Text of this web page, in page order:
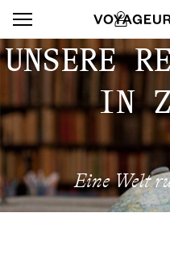
UNSERE
IN
Eine Welt